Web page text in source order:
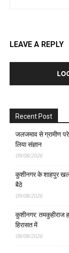
LEAVE A REPLY
Recent Post
जलजमाव से ग्रामीण
लिया संज्ञान
09/08/2026
कुशीनगर के शाहपुर
बैठे
09/08/2026
कुशीनगर: तमकुहीराज
हिरासत में
08/08/2026